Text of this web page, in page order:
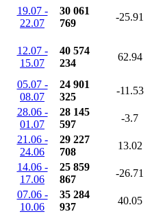
19.07 -
22.07
30 061
769
-25.91
12.07 -
15.07
40 574
234
62.94
05.07 -
08.07
24 901
325
-11.53
28.06 -
01.07
28 145
597
-3.7
21.06 -
24.06
29 227
708
13.02
14.06 -
17.06
25 859
867
-26.71
07.06 -
10.06
35 284
937
40.05